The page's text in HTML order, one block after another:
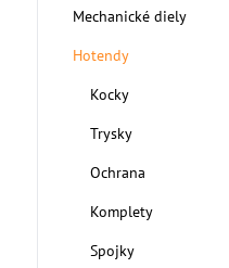
Mechanické diely
Hotendy
Kocky
Trysky
Ochrana
Komplety
Spojky